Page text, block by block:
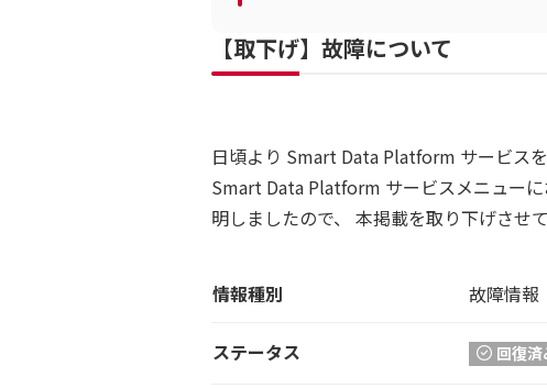
【取下げ】故障について
日頃より Smart Data Platform サービス
Smart Data Platform サービスメニュー
明しましたので、 本掲載を取り下げさせ
情報種別 故障情報
ステータス 回復済